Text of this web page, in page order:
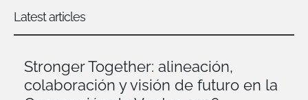
Latest articles
Stronger Together: alineación,
colaboración y visión de futuro en la